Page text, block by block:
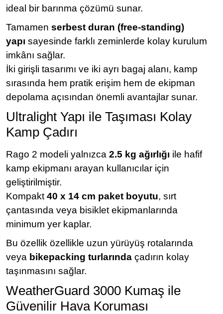
ideal bir barınma çözümü sunar.
Tamamen serbest duran (free-standing)
yapı sayesinde farklı zeminlerde kolay kurulum
imkânı sağlar.
İki girişli tasarımı ve iki ayrı bagaj alanı, kamp
sırasında hem pratik erişim hem de ekipman
depolama açısından önemli avantajlar sunar.
Ultralight Yapı ile Taşıması Kolay
Kamp Çadırı
Rago 2 modeli yalnızca 2.5 kg ağırlığı ile hafif
kamp ekipmanı arayan kullanıcılar için
geliştirilmiştir.
Kompakt 40 x 14 cm paket boyutu, sırt
çantasında veya bisiklet ekipmanlarında
minimum yer kaplar.
Bu özellik özellikle uzun yürüyüş rotalarında
veya bikepacking turlarında çadırın kolay
taşınmasını sağlar.
WeatherGuard 3000 Kumaş ile
Güvenilir Hava Koruması